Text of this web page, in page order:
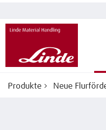
Produkte Neue